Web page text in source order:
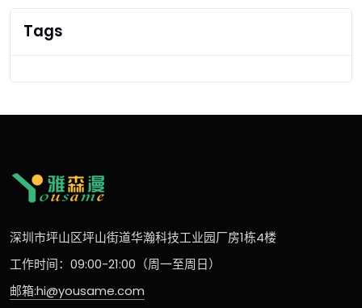
Tags
深圳市坪山区坪山街道华瀚科技工业园厂房1栋4楼
工作时间：09:00-21:00（周一至周日）
邮箱:hi@yousame.com